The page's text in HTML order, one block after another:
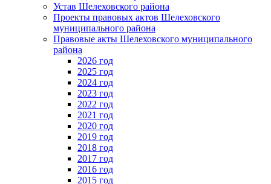
Устав Шелеховского района
Проекты правовых актов Шелеховского
муниципального района
Правовые акты Шелеховского муниципального
района
2026 год
2025 год
2024 год
2023 год
2022 год
2021 год
2020 год
2019 год
2018 год
2017 год
2016 год
2015 год